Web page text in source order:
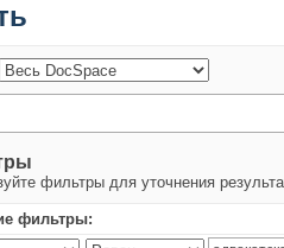
фильтры для уточнения
фильтры: